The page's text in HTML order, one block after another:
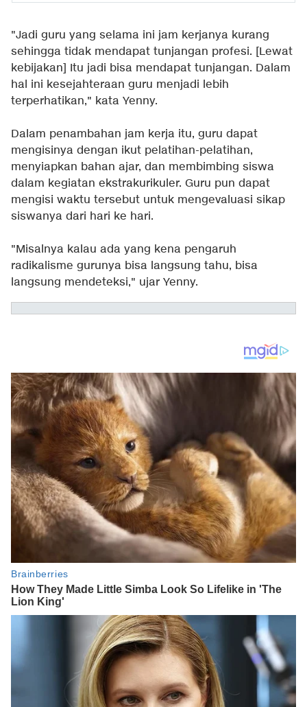
"Jadi guru yang selama ini jam kerjanya kurang
sehingga tidak mendapat tunjangan profesi. [Lewat
kebijakan] Itu jadi bisa mendapat tunjangan. Dalam
hal ini kesejahteraan guru menjadi lebih
terperhatikan," kata Yenny.
Dalam penambahan jam kerja itu, guru dapat
mengisinya dengan ikut pelatihan-pelatihan,
menyiapkan bahan ajar, dan membimbing siswa
dalam kegiatan ekstrakurikuler. Guru pun dapat
mengisi waktu tersebut untuk mengevaluasi sikap
siswanya dari hari ke hari.
"Misalnya kalau ada yang kena pengaruh
radikalisme gurunya bisa langsung tahu, bisa
langsung mendeteksi," ujar Yenny.